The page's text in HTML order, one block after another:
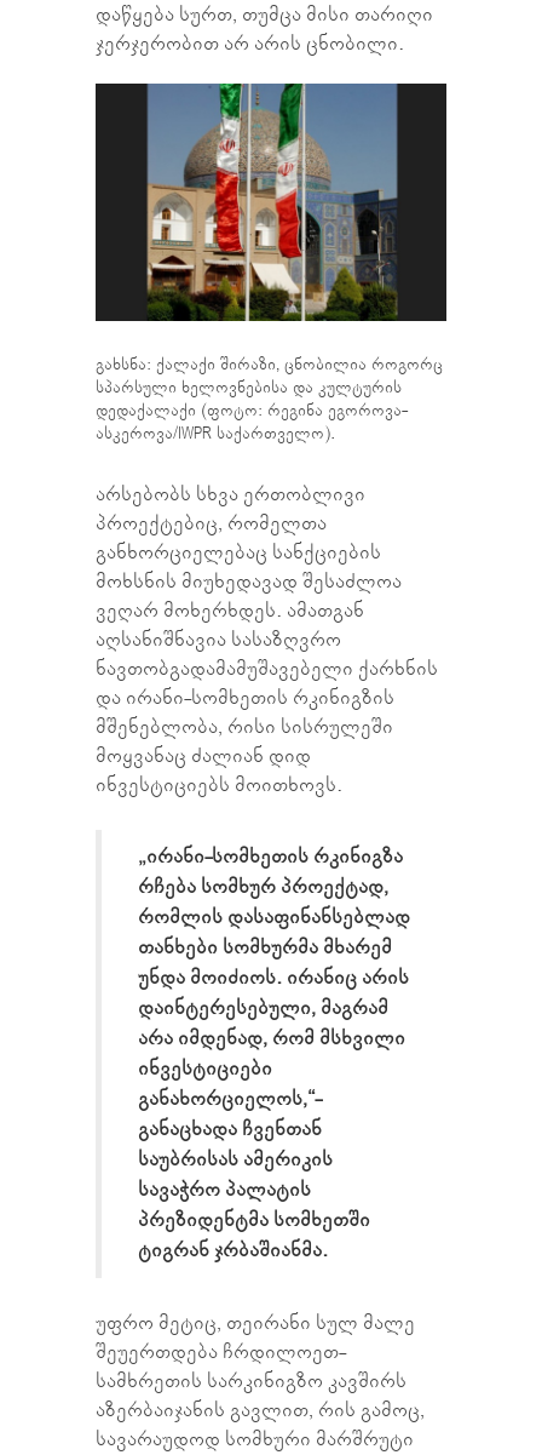
დაწყება სურთ, თუმცა მისი თარიღი
ჯერჯერობით არ არის ცნობილი.
გახსნა: ქალაქი შირაზი, ცნობილია როგორც
სპარსული ხელოვნებისა და კულტურის
დედაქალაქი (ფოტო: რეგინა ეგოროვა-
ასკეროვა/IWPR საქართველო).
არსებობს სხვა ერთობლივი
პროექტებიც, რომელთა
განხორციელებაც სანქციების
მოხსნის მიუხედავად შესაძლოა
ვეღარ მოხერხდეს. ამათგან
აღსანიშნავია სასაზღვრო
ნავთობგადამამუშავებელი ქარხნის
და ირანი-სომხეთის რკინიგზის
მშენებლობა, რისი სისრულეში
მოყვანაც ძალიან დიდ
ინვესტიციებს მოითხოვს.
„ირანი-სომხეთის რკინიგზა
რჩება სომხურ პროექტად,
რომლის დასაფინანსებლად
თანხები სომხურმა მხარემ
უნდა მოიძიოს. ირანიც არის
დაინტერესებული, მაგრამ
არა იმდენად, რომ მსხვილი
ინვესტიციები
განახორციელოს,“-
განაცხადა ჩვენთან
საუბრისას ამერიკის
სავაჭრო პალატის
პრეზიდენტმა სომხეთში
ტიგრან ჯრბაშიანმა.
უფრო მეტიც, თეირანი სულ მალე
შეუერთდება ჩრდილოეთ-
სამხრეთის სარკინიგზო კავშირს
აზერბაიჯანის გავლით, რის გამოც,
სავარაუდოდ სომხური მარშრუტი